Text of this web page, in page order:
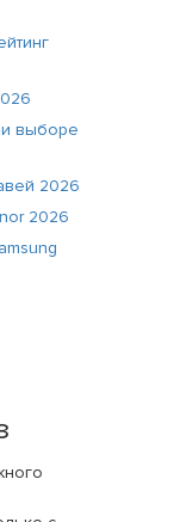
выборе
2026
2026